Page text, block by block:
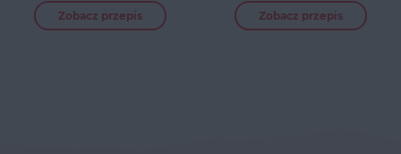
Zobacz przepis Zobacz przepis